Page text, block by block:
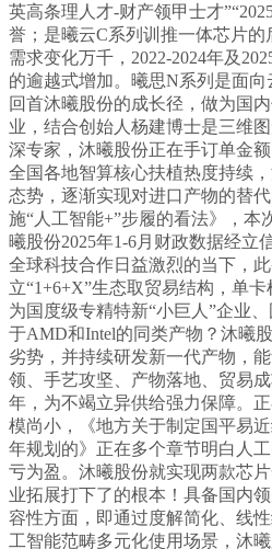
英高条理人才-财产领甲士才
誉；是曦云C系列训推一体芯片
需求变化万千，2022-2024年及
的逾越式增加。曦思N系列是面向
回首沐曦股份的成长径，做为国
业，结合创始人杨建博士是三维
深专家，沐曦股份正在手订单金额
全国各地智算核心扶植热度持续
态势，逐渐实现对进口产物的替
施“人工智能+”步履的看法》，本
曦股份2025年1-6月财政数据经立
全球科技合作日益激烈的当下，
立“1+6+X”生态取贸易结构，单
为国度级专精特新“小巨人”企业
于AMD和Intel的同类产物？沐曦
劣势，并持续研发新一代产物，
领、手艺攻坚、产物落地、贸易
年，为不竭立异供给强力保障。
模尚小，《地方关于制定国平易
年规划的》正在多个章节明白人
亏为盈。沐曦股份就实现两款芯
业拓展打下了的根本！具备国内
容性方面，即通过度解简化、线
工智能范畴多元化使用场景，沐